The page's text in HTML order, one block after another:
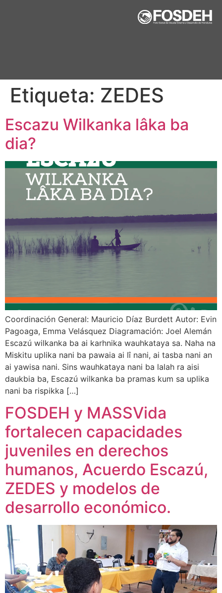
Etiqueta: ZEDES
Escazu Wilkanka lâka ba
dia?
Coordinación General: Mauricio Díaz Burdett Autor: Evin
Pagoaga, Emma Velásquez Diagramación: Joel Alemán
Escazú wilkanka ba ai karhnika wauhkataya sa. Naha na
Miskitu uplika nani ba pawaia ai lî nani, ai tasba nani an
ai yawisa nani. Sins wauhkataya nani ba lalah ra aisi
daukbia ba, Escazú wilkanka ba pramas kum sa uplika
nani ba rispikka […]
FOSDEH y MASSVida
fortalecen capacidades
juveniles en derechos
humanos, Acuerdo Escazú,
ZEDES y modelos de
desarrollo económico.